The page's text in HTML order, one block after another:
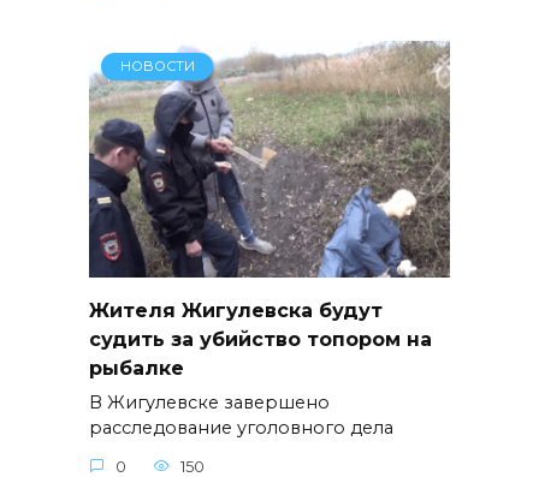
НОВОСТИ
Жителя Жигулевска будут
судить за убийство топором на
рыбалке
В Жигулевске завершено
расследование уголовного дела
0 150